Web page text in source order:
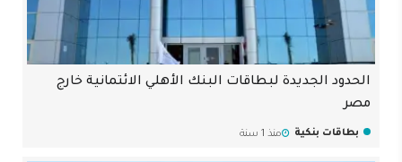
الحدود الجديدة لبطاقات البنك الأهلي الائتمانية خارج
مصر
بطاقات بنكية منذ 1 سنة